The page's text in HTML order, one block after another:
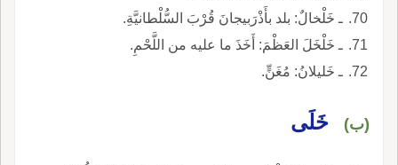
ـ خَلْخالٌ: بلد بأَذْرَبيجانَ قُرْبَ السُّلْطانيَّةِ.
ـ خَلْخَلَ العَظْمَ: أَخَذَ ما عليه من اللَّحْمِ.
ـ خَليلانُ: مُغَنٍّ.
(ب) خَلَى